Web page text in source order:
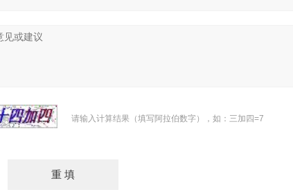
请输入计算结果（填写阿拉伯数字），如：三加四=7